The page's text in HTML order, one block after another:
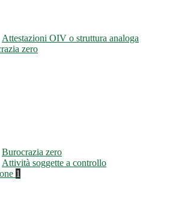
Attestazioni OIV o struttura analoga
zero
Burocrazia zero
Attività soggette a controllo
1